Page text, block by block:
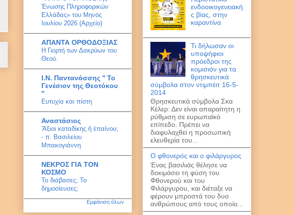
Ένωσης Πληροφορικών
Ελλάδας» του Μηνός
Ιουλίου 2026 (Αρχείο)
ΑΠΑΝΤΑ ΟΡΘΟΔΟΞΙΑΣ
Η Γιορτή των Δακρύων του
Θεού.
Ι.Ν. Παντανάσσης '' To
Γενέσιον της Θεοτόκου
''
Ευτυχία και πίστη
Αναστάσιος
Ἄξιοι καταδίκης ἤ ἐπαίνου;
- π. Βασιλείου
Μπακογιάννη
ΝΕΚΡΟΣ ΓΙΑ ΤΟΝ
ΚΟΣΜΟ
Το διάβασες; Το
δημοσίευσες;
Εμφάνιση όλων
ενδοοικογενειακή
ς βίας, στην
καραντίνα
Τι δήλωσαν οι
υποψήφιοι
πρόεδροι της
κομισιόν για τα
θρησκευτικά
σύμβολα στον ντιμπέιτ 16-5-
2014
Θρησκευτικά σύμβολα Σκα
Κέλερ: Δεν είναι απαραίτητη η
ρύθμιση σε ευρωπαϊκό
επίπεδο. Πρέπει να
διαφυλαχθεί η προσωπική
ελευθερία του...
Ο φθονερός και ο φιλάργυρος
Ένας βασιλιάς θέλησε να
δοκιμάσει τη φύση του
Φθονερού και του
Φιλάργυρου, και διέταξε να
φέρουν μπροστά του δυο
ανθρώπους από τους οποίο...